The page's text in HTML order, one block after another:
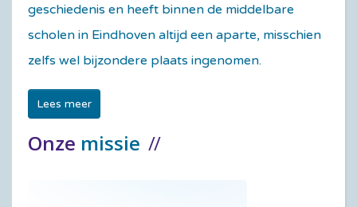
geschiedenis en heeft binnen de middelbare
scholen in Eindhoven altijd een aparte, misschien
zelfs wel bijzondere plaats ingenomen.
Lees meer
Onze missie